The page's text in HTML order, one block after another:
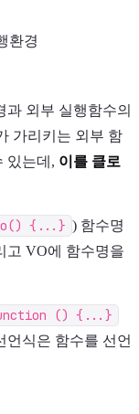
환경
과 외부 실행함수의
가리키는 외부 함
있는데, 이를 클로
{...} ) 함수명
고 VO에 함수명을
() {...}
언식은 함수를 선언